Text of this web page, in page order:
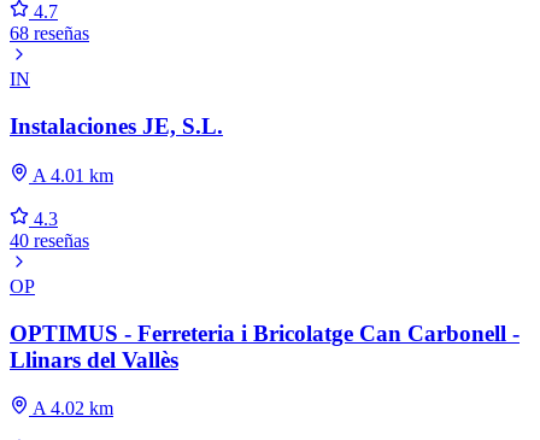
4.7
68 reseñas
IN
Instalaciones JE, S.L.
A 4.01 km
4.3
40 reseñas
OP
OPTIMUS - Ferreteria i Bricolatge Can Carbonell -
Llinars del Vallès
A 4.02 km